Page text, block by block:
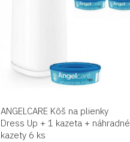
ANGELCARE Kôš na plienky
Dress Up + 1 kazeta + náhradné
kazety 6 ks